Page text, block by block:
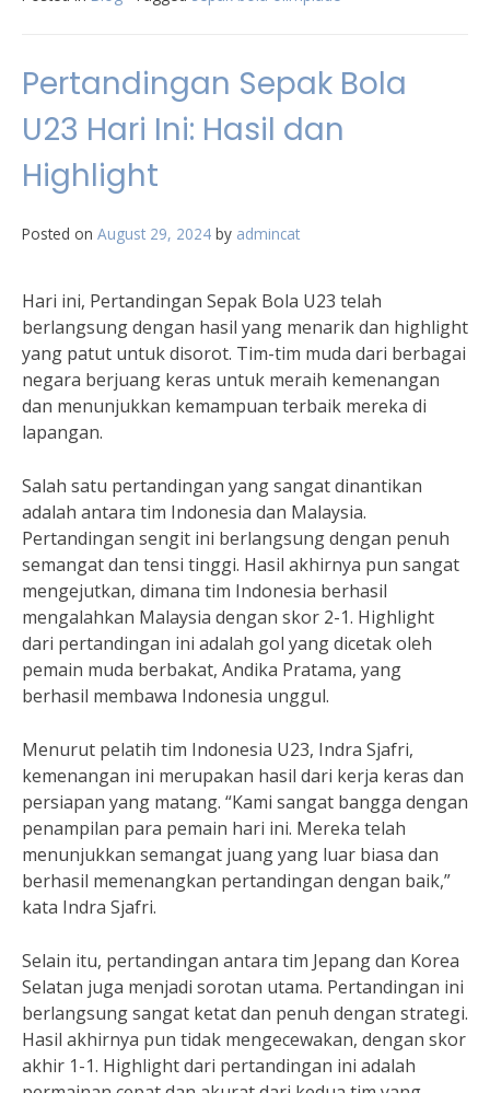
Pertandingan Sepak Bola
U23 Hari Ini: Hasil dan
Highlight
Posted on August 29, 2024 by admincat
Hari ini, Pertandingan Sepak Bola U23 telah
berlangsung dengan hasil yang menarik dan highlight
yang patut untuk disorot. Tim-tim muda dari berbagai
negara berjuang keras untuk meraih kemenangan
dan menunjukkan kemampuan terbaik mereka di
lapangan.
Salah satu pertandingan yang sangat dinantikan
adalah antara tim Indonesia dan Malaysia.
Pertandingan sengit ini berlangsung dengan penuh
semangat dan tensi tinggi. Hasil akhirnya pun sangat
mengejutkan, dimana tim Indonesia berhasil
mengalahkan Malaysia dengan skor 2-1. Highlight
dari pertandingan ini adalah gol yang dicetak oleh
pemain muda berbakat, Andika Pratama, yang
berhasil membawa Indonesia unggul.
Menurut pelatih tim Indonesia U23, Indra Sjafri,
kemenangan ini merupakan hasil dari kerja keras dan
persiapan yang matang. “Kami sangat bangga dengan
penampilan para pemain hari ini. Mereka telah
menunjukkan semangat juang yang luar biasa dan
berhasil memenangkan pertandingan dengan baik,”
kata Indra Sjafri.
Selain itu, pertandingan antara tim Jepang dan Korea
Selatan juga menjadi sorotan utama. Pertandingan ini
berlangsung sangat ketat dan penuh dengan strategi.
Hasil akhirnya pun tidak mengecewakan, dengan skor
akhir 1-1. Highlight dari pertandingan ini adalah